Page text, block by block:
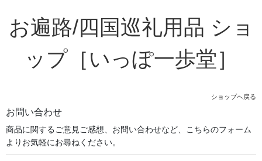
お遍路/四国巡礼用品 ショ
ップ［いっぽ一歩堂］
ショップへ戻る
お問い合わせ
商品に関するご意見ご感想、お問い合わせなど、こちらのフォーム
よりお気軽にお尋ねください。